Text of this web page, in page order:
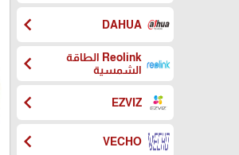
DAHUA
chevron_left
Reolink الطاقة
الشمسية
chevron_left
EZVIZ
chevron_left
VECHO
chevron_left